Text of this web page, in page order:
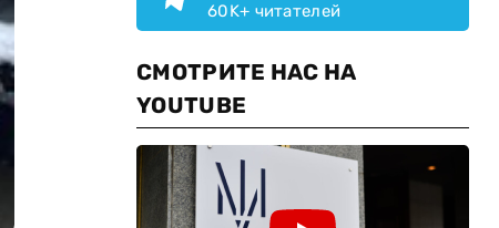
60K+ читателей
СМОТРИТЕ НАС НА
YOUTUBE